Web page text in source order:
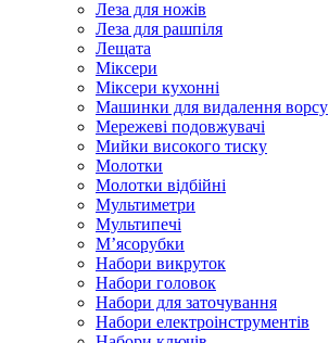
Леза для ножів
Леза для рашпіля
Лещата
Міксери
Міксери кухонні
Машинки для видалення ворсу
Мережеві подовжувачі
Мийки високого тиску
Молотки
Молотки відбійні
Мультиметри
Мультипечі
М’ясорубки
Набори викруток
Набори головок
Набори для заточування
Набори електроінструментів